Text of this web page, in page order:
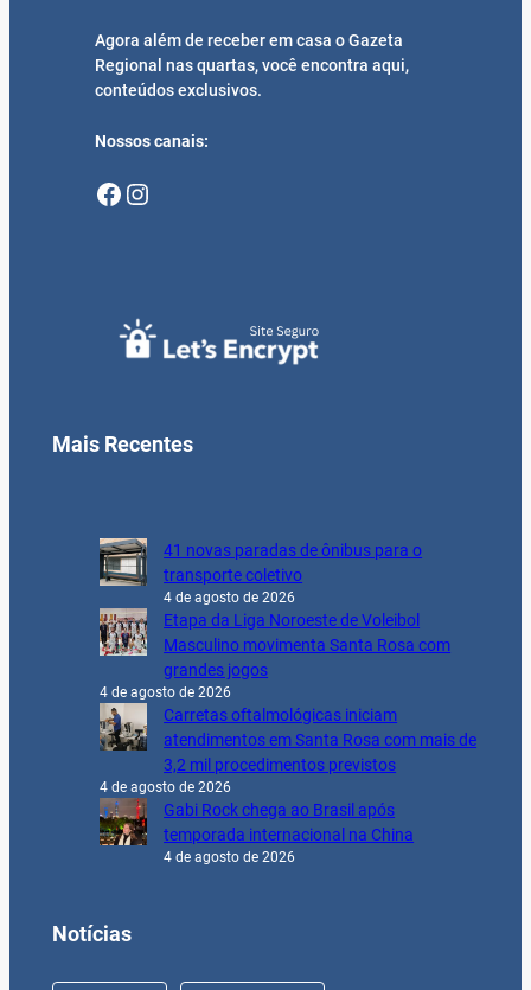
Agora além de receber em casa o Gazeta
Regional nas quartas, você encontra aqui,
conteúdos exclusivos.
Nossos canais:
Facebook Instagram
Mais Recentes
41 novas paradas de ônibus para o
transporte coletivo
4 de agosto de 2026
Etapa da Liga Noroeste de Voleibol
Masculino movimenta Santa Rosa com
grandes jogos
4 de agosto de 2026
Carretas oftalmológicas iniciam
atendimentos em Santa Rosa com mais de
3,2 mil procedimentos previstos
4 de agosto de 2026
Gabi Rock chega ao Brasil após
temporada internacional na China
4 de agosto de 2026
Notícias